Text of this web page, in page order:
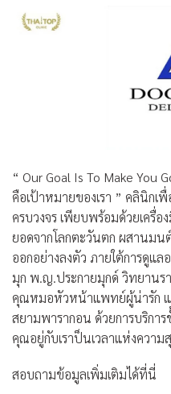
“ Our Goal Is To Make You
คือเป้าหมายของเรา ” คลินิก
ครบวงจร เพียบพร้อมด้วยเครื่
ยอดจากโลกตะวันตก ผสานมน
ออกอย่างลงตัว ภายใต้การดูแล
มุก พ.ญ.ประกายมุกด์ วิทยานร
คุณหมอหัวหน้าแพทย์ผู้น่ารัก แ
สยามพารากอน ด้วยการบริกา
คุณอยู่กับเราป็นเวลาแห่งความ
สอบถามข้อมูลเพิ่มเติมได้ที่นี่